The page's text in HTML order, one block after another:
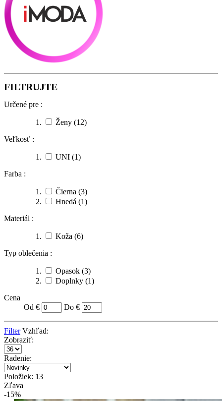
FILTRUJTE
Určené pre :
Ženy (12)
Veľkosť :
UNI (1)
Farba :
Čierna (3)
Hnedá (1)
Materiál :
Koža (6)
Typ oblečenia :
Opasok (3)
Doplnky (1)
Cena
Od €
Do €
Filter Vzhľad:
Zobraziť:
Radenie:
Položiek: 13
Zľava
-15%